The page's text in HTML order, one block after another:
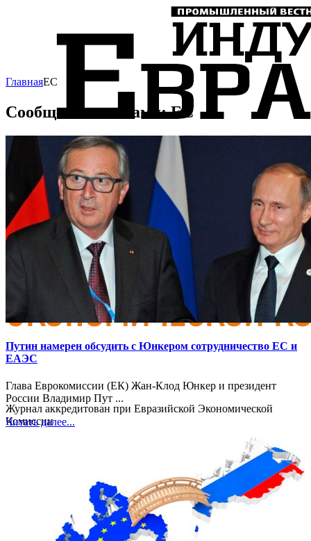
Журнал аккредитован при Евразийской Экономической
Комиссии
О ЖУРНАЛЕ
ГлавнаяЕС
Сообщения с тегами: ЕС
Путин намерен обсудить с Юнкером сотрудничество ЕС и
ЕАЭС
Глава Еврокомиссии (ЕК) Жан-Клод Юнкер и президент
России Владимир Пут ...
Читать далее...